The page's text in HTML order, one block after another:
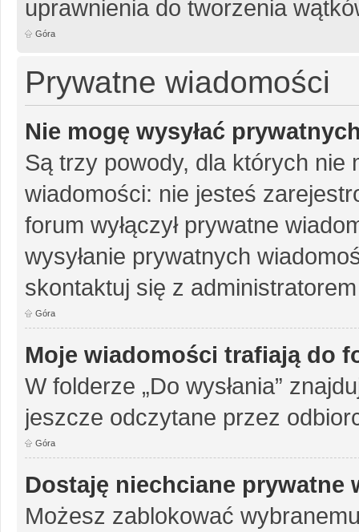
uprawnienia do tworzenia
Góra
Prywatne wiadomości
Nie mogę wysyłać
Są trzy powody, dla których nie
wiadomości: nie jesteś
forum wyłączył prywatne
wysyłanie prywatnych
skontaktuj się z
Góra
Moje wiadomości trafiają do
W folderze „Do wysłania”
jeszcze odczytane przez
Góra
Dostaję niechciane prywatne
Możesz zablokować